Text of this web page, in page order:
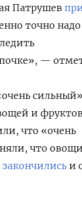
Патрушев
точно
—
и
что «очень
что овощи
закончились и